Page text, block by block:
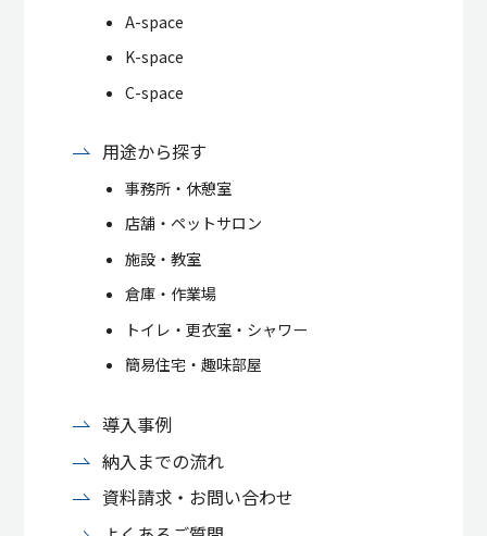
A-space
K-space
C-space
用途から探す
事務所・休憩室
店舗・ペットサロン
施設・教室
倉庫・作業場
トイレ・更衣室・シャワー
簡易住宅・趣味部屋
導入事例
納入までの流れ
資料請求・お問い合わせ